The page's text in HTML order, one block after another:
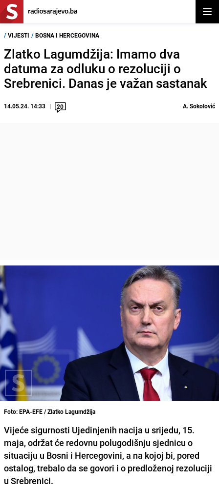
/ VIJESTI / BOSNA I HERCEGOVINA
Zlatko Lagumdžija: Imamo dva
datuma za odluku o rezoluciji o
Srebrenici. Danas je važan sastanak
14.05.24. 14:33 20 A. Sokolović
Foto: EPA-EFE / Zlatko Lagumdžija
Vijeće sigurnosti Ujedinjenih nacija u srijedu, 15.
maja, održat će redovnu polugodišnju sjednicu o
situaciju u Bosni i Hercegovini, a na kojoj bi, pored
ostalog, trebalo da se govori i o predloženoj rezoluciji
u Srebrenici.